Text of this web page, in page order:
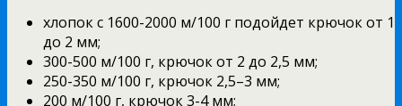
хлопок с 1600-2000 м/100 г подойдет крючок от 1
до 2 мм;
300-500 м/100 г, крючок от 2 до 2,5 мм;
250-350 м/100 г, крючок 2,5–3 мм;
200 м/100 г, крючок 3-4 мм;